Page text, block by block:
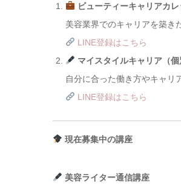
ビューティーキャリアカ
美容業界でのキャリアを築き
LINE登録はこちら
マイスタイルキャリア（個
自分に合った働き方やキャリ
LINE登録はこちら
現在募集中の講座
美容ライター通信講座